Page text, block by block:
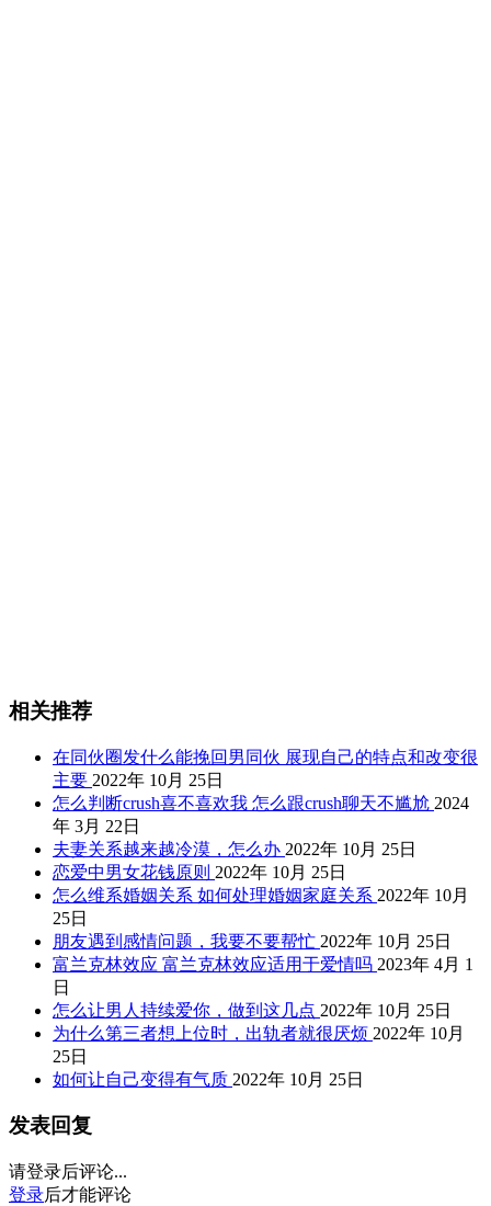
相关推荐
在同伙圈发什么能挽回男同伙 展现自己的特点和改变很
主要 2022年 10月 25日
怎么判断crush喜不喜欢我 怎么跟crush聊天不尴尬 2024
年 3月 22日
夫妻关系越来越冷漠，怎么办 2022年 10月 25日
恋爱中男女花钱原则 2022年 10月 25日
怎么维系婚姻关系 如何处理婚姻家庭关系 2022年 10月
25日
朋友遇到感情问题，我要不要帮忙 2022年 10月 25日
富兰克林效应 富兰克林效应适用于爱情吗 2023年 4月 1
日
怎么让男人持续爱你，做到这几点 2022年 10月 25日
为什么第三者想上位时，出轨者就很厌烦 2022年 10月
25日
如何让自己变得有气质 2022年 10月 25日
发表回复
请登录后评论...
登录后才能评论